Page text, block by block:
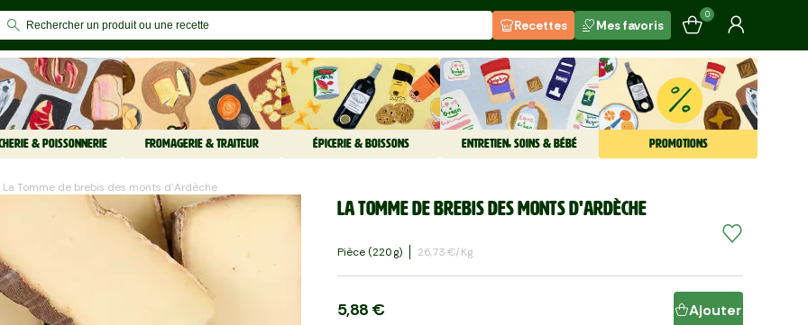
Recettes Mes favoris
0
& POISSONNERIE FROMAGERIE & TRAITEUR ÉPICERIE & BOISSONS ENTRETIEN, SOINS & BÉBÉ PROMOTIONS
La Tomme de brebis des monts d'Ardèche
La Tomme de brebis des monts d'Ardèche
Pièce (220 G) 26,73 €/kg
5,88 € Ajouter